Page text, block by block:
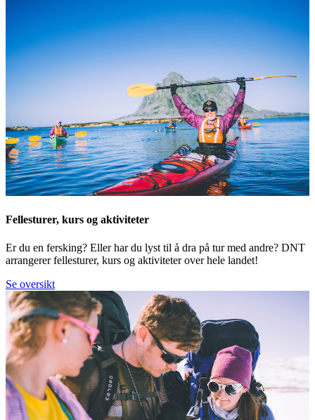
Fellesturer, kurs og aktiviteter
Er du en fersking? Eller har du lyst til å dra på tur med andre? DNT
arrangerer fellesturer, kurs og aktiviteter over hele landet!
Se oversikt